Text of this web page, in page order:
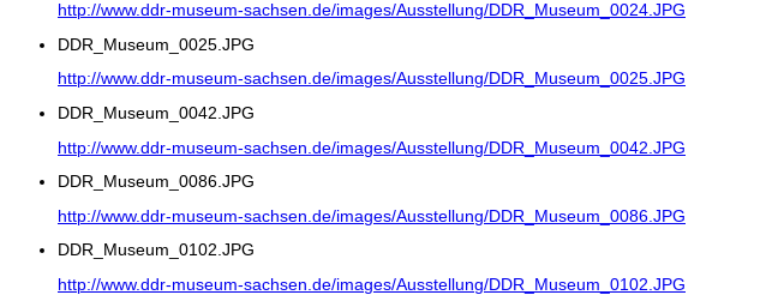
http://www.ddr-museum-sachsen.de/images/Ausstellung/DDR_Museum_0024.JPG
DDR_Museum_0025.JPG
http://www.ddr-museum-sachsen.de/images/Ausstellung/DDR_Museum_0025.JPG
DDR_Museum_0042.JPG
http://www.ddr-museum-sachsen.de/images/Ausstellung/DDR_Museum_0042.JPG
DDR_Museum_0086.JPG
http://www.ddr-museum-sachsen.de/images/Ausstellung/DDR_Museum_0086.JPG
DDR_Museum_0102.JPG
http://www.ddr-museum-sachsen.de/images/Ausstellung/DDR_Museum_0102.JPG